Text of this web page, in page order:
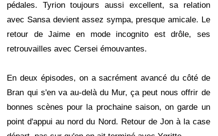
pédales. Tyrion toujours aussi excellent, sa relation
avec Sansa devient assez sympa, presque amicale. Le
retour de Jaime en mode incognito est drôle, ses
retrouvailles avec Cersei émouvantes.
En deux épisodes, on a sacrément avancé du côté de
Bran qui s'en va au-delà du Mur, ça peut nous offrir de
bonnes scènes pour la prochaine saison, on garde un
point d'appui au nord du Nord. Retour de Jon à la case